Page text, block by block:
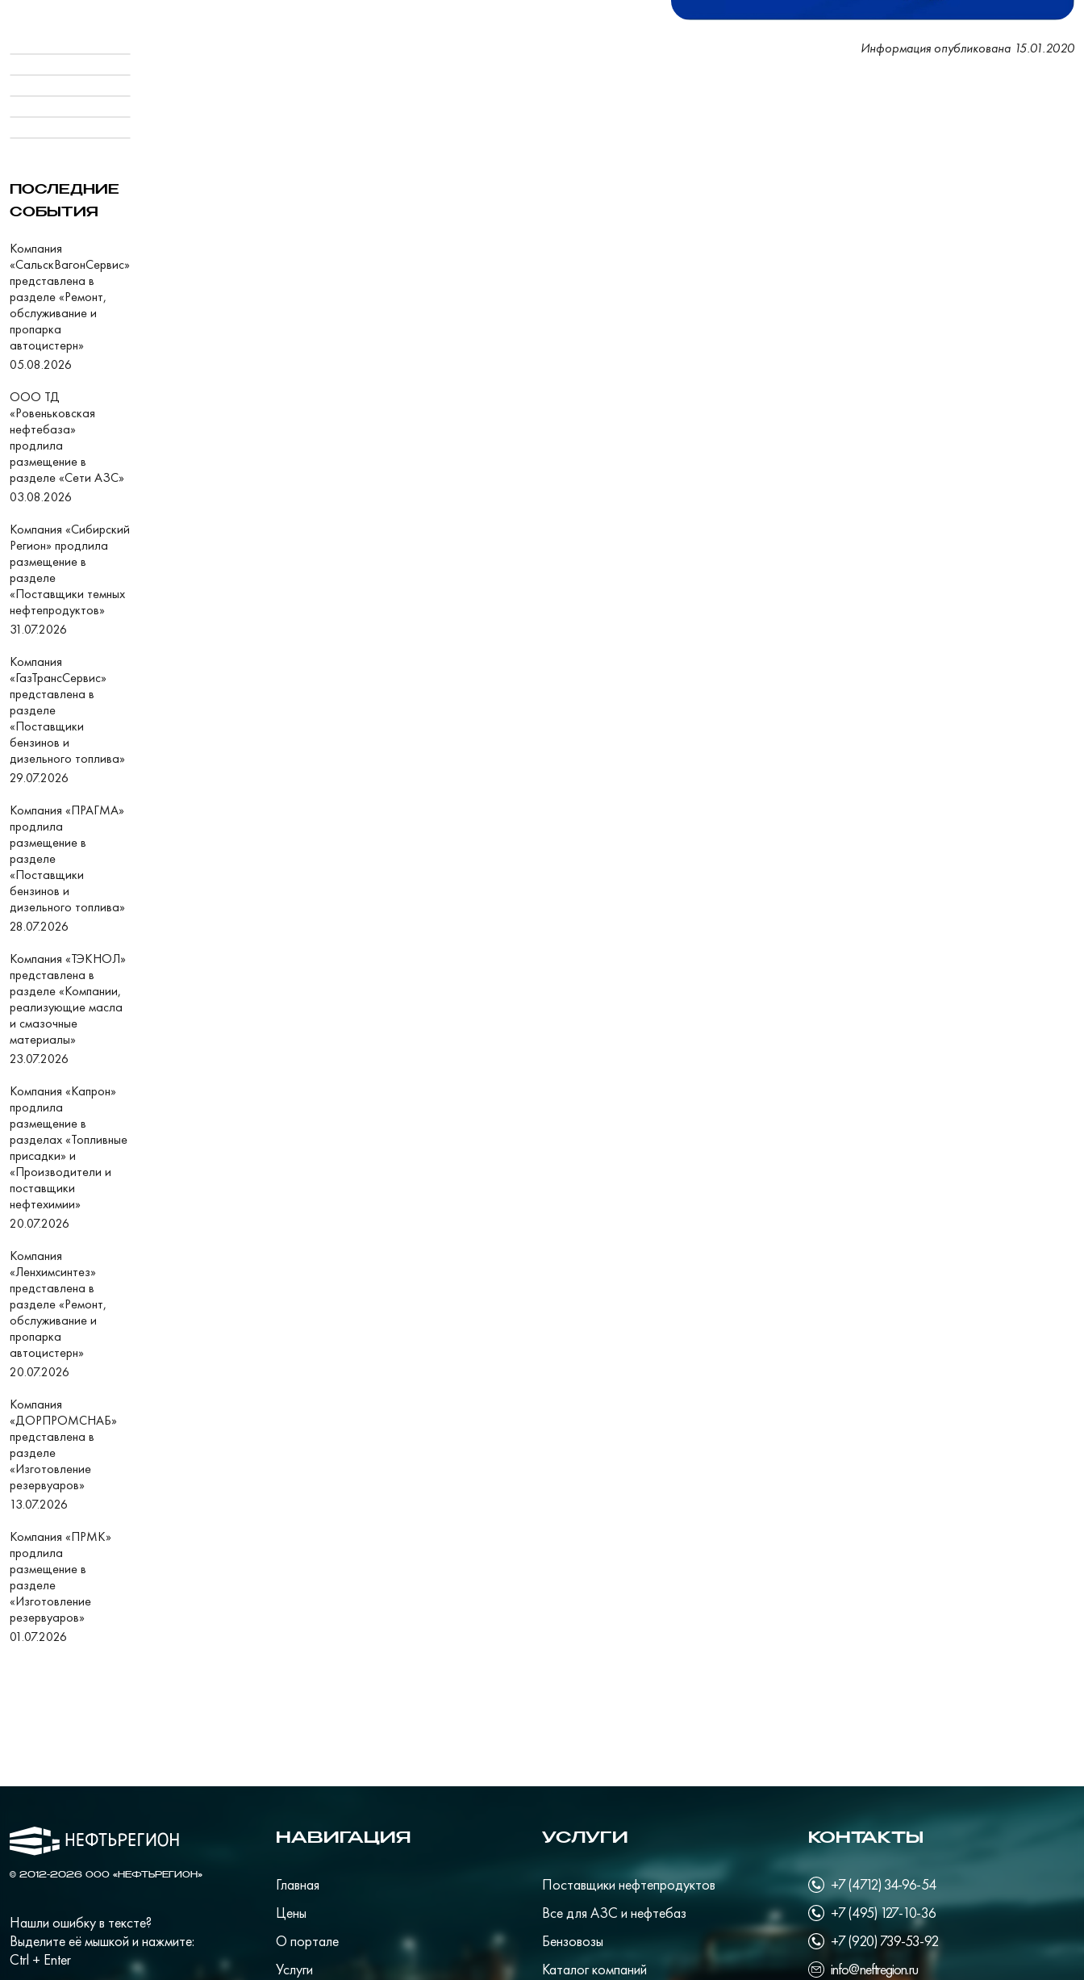
ПОСЛЕДНИЕ
СОБЫТИЯ
Компания
«СальскВагонСервис»
представлена в
разделе «Ремонт,
обслуживание и
пропарка
автоцистерн»
05.08.2026
ООО ТД
«Ровеньковская
нефтебаза»
продлила
размещение в
разделе «Сети АЗС»
03.08.2026
Компания «Сибирский
Регион» продлила
размещение в
разделе
«Поставщики темных
нефтепродуктов»
31.07.2026
Компания
«ГазТрансСервис»
представлена в
разделе
«Поставщики
бензинов и
дизельного топлива»
29.07.2026
Компания «ПРАГМА»
продлила
размещение в
разделе
«Поставщики
бензинов и
дизельного топлива»
28.07.2026
Компания «ТЭКНОЛ»
представлена в
разделе «Компании,
реализующие масла
и смазочные
материалы»
23.07.2026
Компания «Капрон»
продлила
размещение в
разделах «Топливные
присадки» и
«Производители и
поставщики
нефтехимии»
20.07.2026
Компания
«Ленхимсинтез»
представлена в
разделе «Ремонт,
обслуживание и
пропарка
автоцистерн»
20.07.2026
Компания
«ДОРПРОМСНАБ»
представлена в
разделе
«Изготовление
резервуаров»
13.07.2026
Компания «ПРМК»
продлила
размещение в
разделе
«Изготовление
резервуаров»
01.07.2026
Информация опубликована 15.01.2020
© 2012-2026 ООО «НЕФТЬРЕГИОН»
Нашли ошибку в тексте?
Выделите её мышкой и нажмите:
Ctrl + Enter
НАВИГАЦИЯ
Главная
Цены
О портале
Услуги
УСЛУГИ
Поставщики нефтепродуктов
Все для АЗС и нефтебаз
Бензовозы
Каталог компаний
КОНТАКТЫ
+7 (4712) 34-96-54
+7 (495) 127-10-36
+7 (920) 739-53-92
info@neftregion.ru